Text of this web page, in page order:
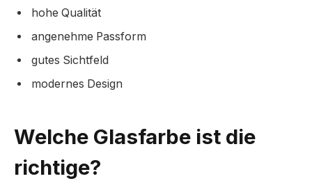
hohe Qualität
angenehme Passform
gutes Sichtfeld
modernes Design
Welche Glasfarbe ist die
richtige?